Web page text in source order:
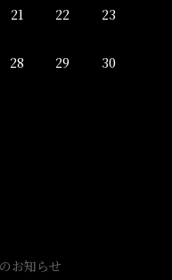
21 22 23
28 29 30
お知らせ